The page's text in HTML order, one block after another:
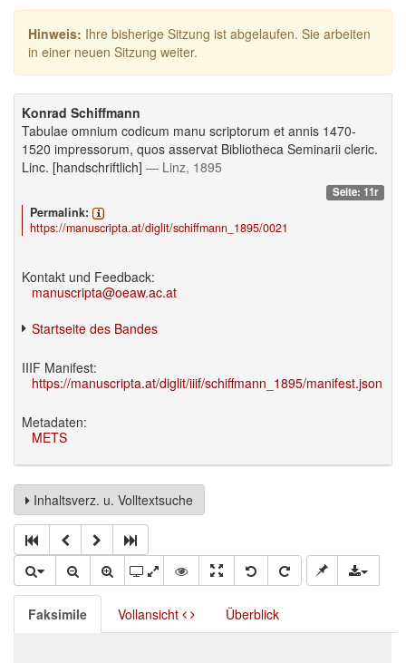
Hinweis: Ihre bisherige Sitzung ist abgelaufen. Sie arbeiten
in einer neuen Sitzung weiter.
Konrad Schiffmann
Tabulae omnium codicum manu scriptorum et annis 1470-
1520 impressorum, quos asservat Bibliotheca Seminarii cleric.
Linc. [handschriftlich] — Linz, 1895
Seite: 11r
Permalink:
https://manuscripta.at/diglit/schiffmann_1895/0021
Kontakt und Feedback:
manuscripta@oeaw.ac.at
Startseite des Bandes
IIIF Manifest:
https://manuscripta.at/diglit/iiif/schiffmann_1895/manifest.json
Metadaten:
METS
Inhaltsverz. u. Volltextsuche
Faksimile Vollansicht Überblick